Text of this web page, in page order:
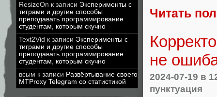
ResizeOn к записи Эксперименты с
тиграми и другие способы
преподавать программирование
студентам, которым скучно
Text2Vid к записи Эксперименты с
тиграми и другие способы
преподавать программирование
студентам, которым скучно
всым к записи Развёртывание своего
MTProxy Telegram со статистикой
Читать
не
2024-07-19 в
пунктуация